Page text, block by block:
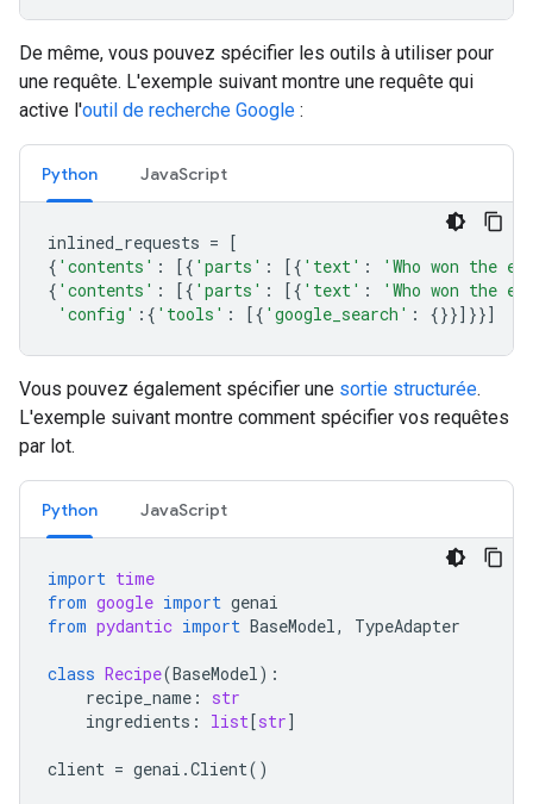
De même, vous pouvez spécifier les outils à utiliser pour
une requête. L'exemple suivant montre une requête qui
active l'outil de recherche Google :
Python JavaScript
inlined_requests = [
{ 'contents' : [{ 'parts' : [{ 'text' :
'Who won the
{ 'contents' : [{ 'parts' : [{ 'text' :
'Who won the
'config' :{ 'tools' : [{ 'google_search' : {}}]}}]
Vous pouvez également spécifier une sortie structurée.
L'exemple suivant montre comment spécifier vos requêtes
par lot.
Python JavaScript
import time
from google import genai
from pydantic import BaseModel, TypeAdapter
class Recipe(BaseModel):
recipe_name :
str
ingredients : list[str]
client = genai .Client()